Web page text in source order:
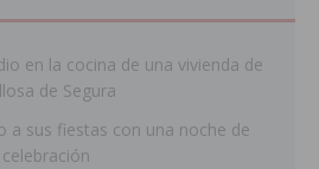
en la cocina de una vivienda de
de Segura
a sus fiestas con una noche de